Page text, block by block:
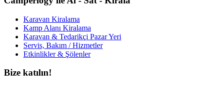
Karavan Kiralama
Kamp Alanı Kiralama
Karavan & Tedarikçi Pazar Yeri
Servis, Bakım / Hizmetler
Etkinlikler & Şölenler
Bize katılın!